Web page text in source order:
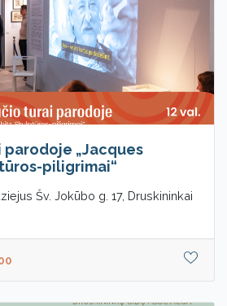
parodoje „Jacques
piligrimai“
Šv. Jokūbo g. 17, Druskininkai